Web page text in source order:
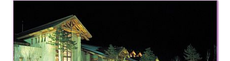
持、
學